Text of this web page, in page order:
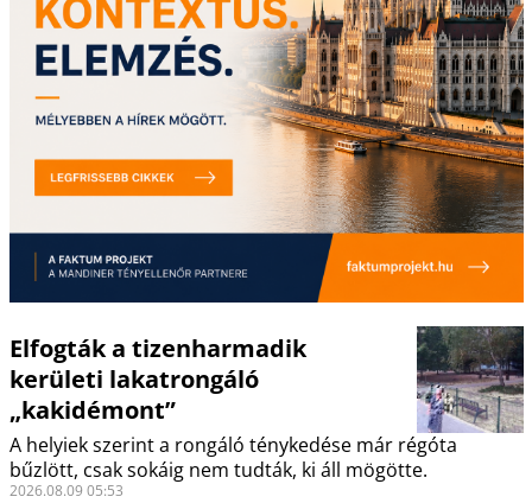
Elfogták a tizenharmadik
kerületi lakatrongáló
„kakidémont”
A helyiek szerint a rongáló ténykedése már régóta
bűzlött, csak sokáig nem tudták, ki áll mögötte.
2026.08.09 05:53